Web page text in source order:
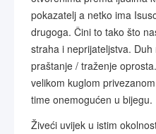
pokazatelj a netko ima
drugoga. Čini to tako što
straha i neprijateljstva.
praštanje / traženje
velikom kuglom
time onemogućen u bijegu.
Živeći uvijek u istim